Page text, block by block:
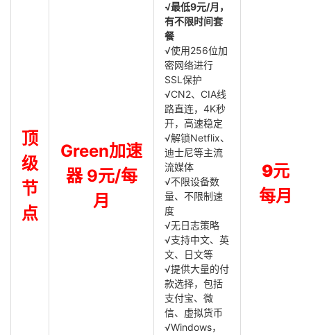
顶
级
节
点
Green加速
器 9元/每
月
√最低9元/月，
有不限时间套
餐
√使用256位加
密网络进行
SSL保护
√CN2、CIA线
路直连，4K秒
开，高速稳定
√解锁Netflix、
迪士尼等主流
流媒体
√不限设备数
量、不限制速
度
√无日志策略
√支持中文、英
文、日文等
√提供大量的付
款选择，包括
支付宝、微
信、虚拟货币
√Windows，
9元
每月